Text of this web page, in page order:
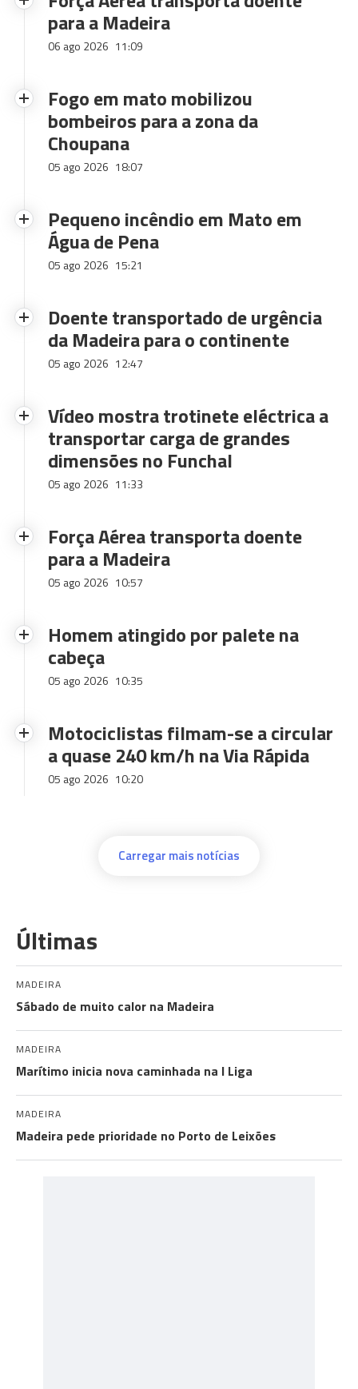
para a Madeira
06 ago 2026 11:09
Fogo em mato mobilizou
bombeiros para a zona da
Choupana
05 ago 2026 18:07
Pequeno incêndio em Mato em
Água de Pena
05 ago 2026 15:21
Doente transportado de urgência
da Madeira para o continente
05 ago 2026 12:47
Vídeo mostra trotinete eléctrica a
transportar carga de grandes
dimensões no Funchal
05 ago 2026 11:33
Força Aérea transporta doente
para a Madeira
05 ago 2026 10:57
Homem atingido por palete na
cabeça
05 ago 2026 10:35
Motociclistas filmam-se a circular
a quase 240 km/h na Via Rápida
05 ago 2026 10:20
Carregar mais notícias
Últimas
MADEIRA
Sábado de muito calor na Madeira
MADEIRA
Marítimo inicia nova caminhada na I Liga
MADEIRA
Madeira pede prioridade no Porto de Leixões